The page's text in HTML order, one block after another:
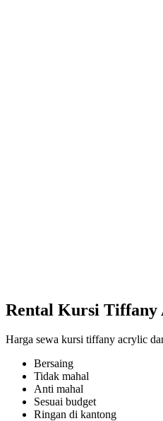
Rental Kursi Tiffany
Harga sewa kursi tiffany acrylic
Bersaing
Tidak mahal
Anti mahal
Sesuai budget
Ringan di kantong